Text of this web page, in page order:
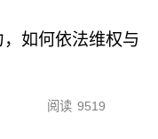
如何依法维权与
阅读 9519